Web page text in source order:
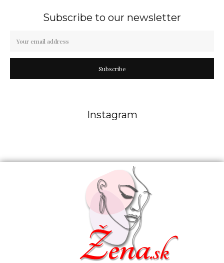
Subscribe to our newsletter
Subscribe
Instagram